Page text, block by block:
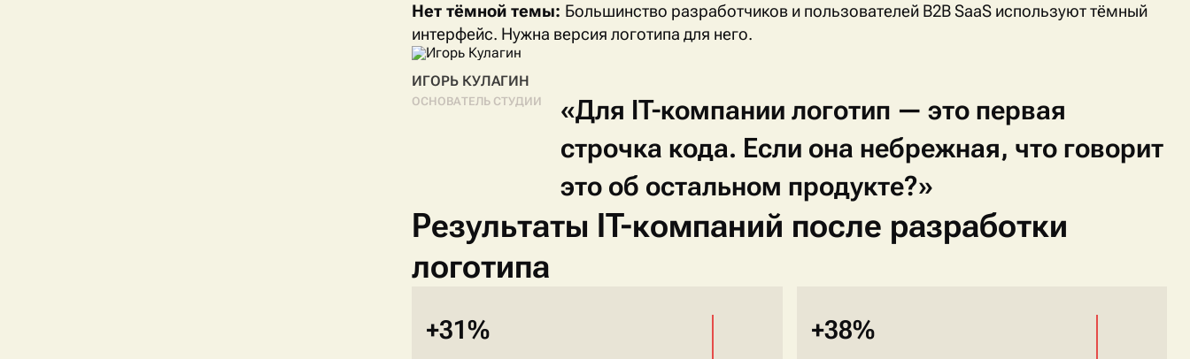
Нет тёмной темы: Большинство разработчиков и пользователей B2BSaaSиспользуют тёмный
интерфейс. Нужна версия логотипа для него.
ИГОРЬ КУЛАГИН
ОСНОВАТЕЛЬ СТУДИИ «Для IT-компаниилоготип —это первая
строчка кода. Если она небрежная, что говорит
это об остальном продукте?»
Результаты IT-компаний после разработки
логотипа
+31% +38%